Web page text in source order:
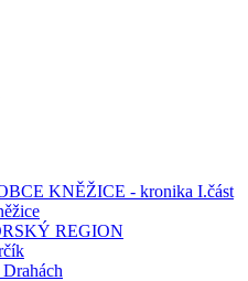
KNĚŽICE - kronika I.část
REGION